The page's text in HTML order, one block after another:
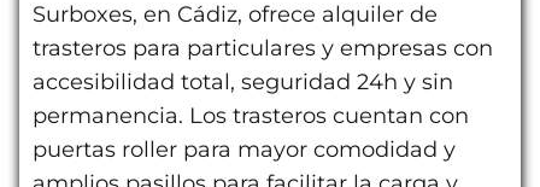
Surboxes, en Cádiz, ofrece alquiler de
trasteros para particulares y empresas con
accesibilidad total, seguridad 24h y sin
permanencia. Los trasteros cuentan con
puertas roller para mayor comodidad y